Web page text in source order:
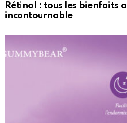
Rétinol : tous les bienfaits
incontournable